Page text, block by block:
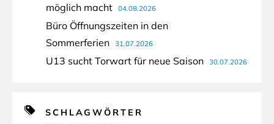
möglich macht
04.08.2026
Büro Öffnungszeiten in den
Sommerferien
31.07.2026
U13 sucht Torwart für neue Saison 30.07.2026
SCHLAGWÖRTER